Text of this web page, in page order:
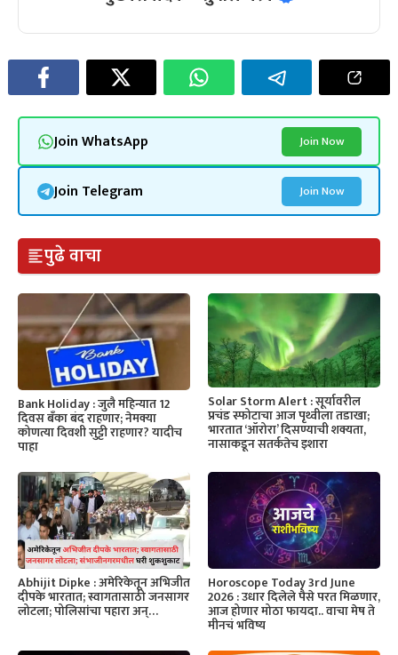
Join WhatsApp Join Now
Join Telegram Join Now
पुढे वाचा
Bank Holiday : जुलै महिन्यात 12
दिवस बँका बंद राहणार; नेमक्या
कोणत्या दिवशी सुट्टी राहणार? यादीच
पाहा
Solar Storm Alert : सूर्यावरील
प्रचंड स्फोटाचा आज पृथ्वीला तडाखा;
भारतात ‘ऑरोरा’ दिसण्याची शक्यता,
नासाकडून सतर्कतेच इशारा
Abhijit Dipke : अमेरिकेतून अभिजीत
दीपके भारतात; स्वागतासाठी जनसागर
लोटला; पोलिसांचा पहारा अन्…
Horoscope Today 3rd June
2026 : उधार दिलेले पैसे परत मिळणार,
आज होणार मोठा फायदा.. वाचा मेष ते
मीनचं भविष्य